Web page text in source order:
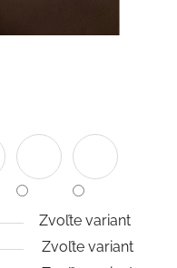
Zvoľte variant
Zvoľte variant